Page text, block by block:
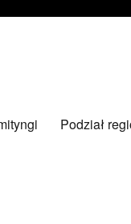
Podział